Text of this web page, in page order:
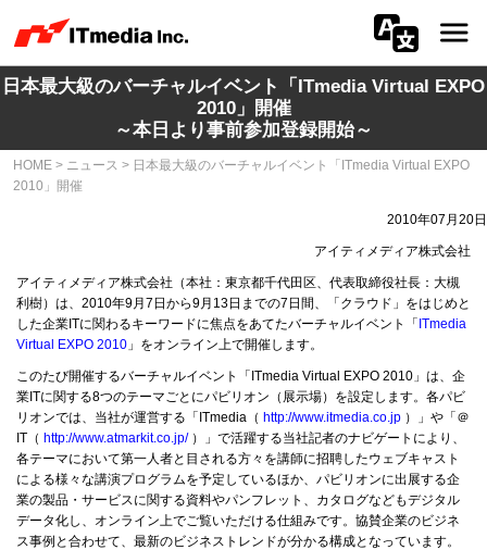
会社情報
プライバシー
メディア一覧
広告サービス
日本最大級のバーチャルイベント「ITmedia Virtual EXPO
2010」開催
～本日より事前参加登録開始～
HOME > ニュース > 日本最大級のバーチャルイベント「ITmedia Virtual EXPO
2010」開催
2010年07月20日
アイティメディア株式会社
アイティメディア株式会社（本社：東京都千代田区、代表取締役社長：大槻
利樹）は、2010年9月7日から9月13日までの7日間、「クラウド」をはじめと
した企業ITに関わるキーワードに焦点をあてたバーチャルイベント「ITmedia
Virtual EXPO 2010 」をオンライン上で開催します。
このたび開催するバーチャルイベント「ITmedia Virtual EXPO 2010」は、企
業ITに関する8つのテーマごとにパビリオン（展示場）を設定します。各パビ
リオンでは、当社が運営する「ITmedia（ http://www.itmedia.co.jp ）」や「＠
IT（ http://www.atmarkit.co.jp/）」で活躍する当社記者のナビゲートにより、
各テーマにおいて第一人者と目される方々を講師に招聘したウェブキャスト
による様々な講演プログラムを予定しているほか、パビリオンに出展する企
業の製品・サービスに関する資料やパンフレット、カタログなどもデジタル
データ化し、オンライン上でご覧いただける仕組みです。協賛企業のビジネ
ス事例と合わせて、最新のビジネストレンドが分かる構成となっています。